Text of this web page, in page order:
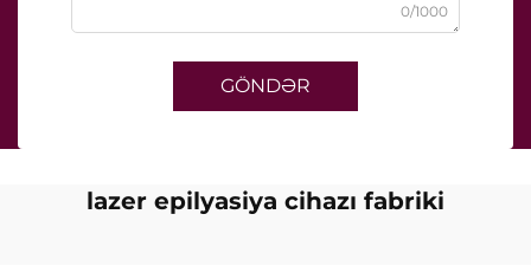
0/1000
GÖNDƏR
lazer epilyasiya cihazı fabriki